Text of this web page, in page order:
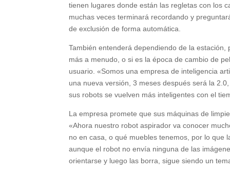
tienen lugares donde están las regletas con los
muchas veces terminará recordando y
de exclusión de forma automática.
También entenderá dependiendo de la
más a menudo, o si es la época de cambio de
usuario. «Somos una empresa de inteligencia
una nueva versión, 3 meses después será la
sus robots se vuelven más inteligentes con el
La empresa promete que sus máquinas de
«Ahora nuestro robot aspirador va conocer
no en casa, o qué muebles tenemos, por lo que
aunque el robot no envía ninguna de las
orientarse y luego las borra, sigue siendo un